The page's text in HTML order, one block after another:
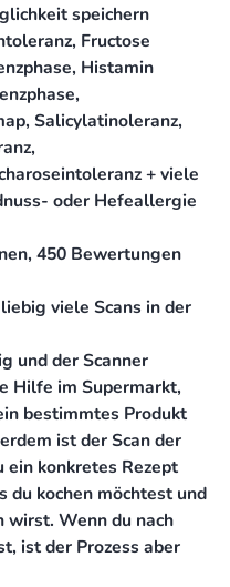
speichern
Fructose
Histamin
Salicylatinoleranz,
+ viele
oder Hefeallergie
450 Bewertungen
viele Scans in der
und der Scanner
Hilfe im Supermarkt,
bestimmtes Produkt
ist der Scan der
konkretes Rezept
du kochen möchtest und
wirst. Wenn du nach
ist der Prozess aber